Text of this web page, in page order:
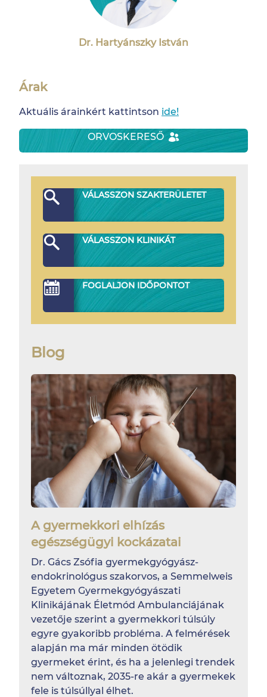
Dr. Hartyánszky István
Árak
Aktuális árainkért kattintson ide!
ORVOSKERESŐ
VÁLASSZON SZAKTERÜLETET
VÁLASSZON KLINIKÁT
FOGLALJON IDŐPONTOT
Blog
A gyermekkori elhízás
egészségügyi kockázatai
Dr. Gács Zsófia gyermekgyógyász-
endokrinológus szakorvos, a Semmelweis
Egyetem Gyermekgyógyászati
Klinikájának Életmód Ambulanciájának
vezetője szerint a gyermekkori túlsúly
egyre gyakoribb probléma. A felmérések
alapján ma már minden ötödik
gyermeket érint, és ha a jelenlegi trendek
nem változnak, 2035-re akár a gyermekek
fele is túlsúllyal élhet.